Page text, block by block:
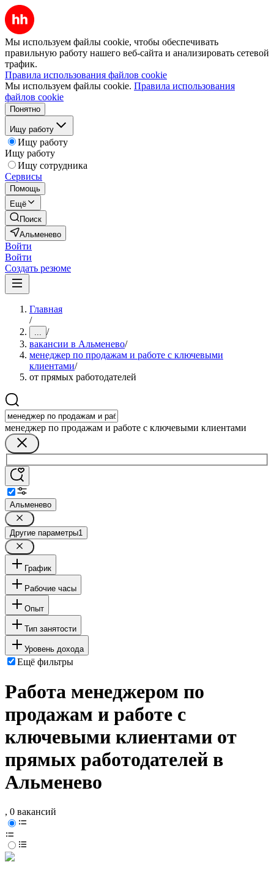
Мы используем файлы cookie, чтобы обеспечивать
правильную работу нашего веб-сайта и анализировать сетевой
трафик.
Правила использования файлов cookie
Мы используем файлы cookie. Правила использования
файлов cookie
Понятно
Ищу работу
Ищу работу
Ищу работу
Ищу сотрудника
Сервисы
Помощь
Ещё
Поиск
Альменево
Войти
Войти
Создать резюме
Главная
/
... /
вакансии в Альменево/
менеджер по продажам и работе с ключевыми
клиентами/
от прямых работодателей
менеджер по продажам и работе с ключевыми клиентами
Альменево
Другие параметры1
График
Рабочие часы
Опыт
Тип занятости
Уровень дохода
Ещё фильтры
Работа менеджером по
продажам и работе с
ключевыми клиентами от
прямых работодателей в
Альменево
, 0 вакансий